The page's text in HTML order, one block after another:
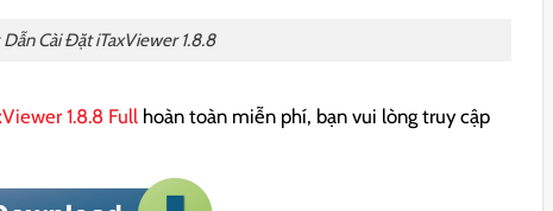
Cài Đặt iTaxViewer 1.8.8
1.8.8 Full hoàn toàn miễn phí, bạn vui lòng truy cập